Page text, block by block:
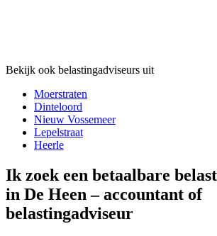
Bekijk ook belastingadviseurs uit
Moerstraten
Dinteloord
Nieuw Vossemeer
Lepelstraat
Heerle
Ik zoek een betaalbare
in De Heen – accountant of
belastingadviseur